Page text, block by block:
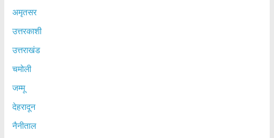
अमृतसर
उत्तरकाशी
उत्तराखंड
चमोली
जम्मू
देहरादून
नैनीताल